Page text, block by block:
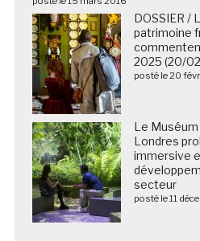
DOSSIER /
patrimoine
2025 (20/
posté le 20
Le Muséum
Londres
immersive
secteur
posté le 11